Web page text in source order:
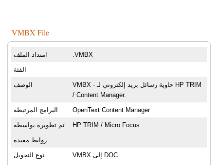
VMBX File
امتداد الملف .VMBX
الفئة
الوصف
VMBX - حاوية رسائل بريد إلكتروني لـ HP TRIM
/ Content Manager.
البرامج المرتبطة OpenText Content Manager
تم تطويره بواسطة HP TRIM / Micro Focus
روابط مفيدة
نوع التحويل VMBX إلى DOC